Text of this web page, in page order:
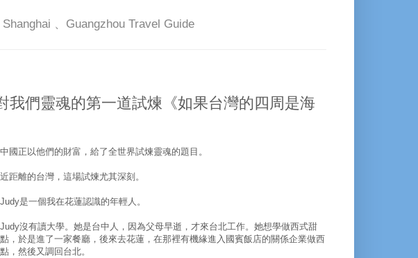
、Guangzhou Travel Guide
我們靈魂的第一道試煉《如果台灣的四周是海
中國正以他們的財富，給了全世界試煉靈魂的題目。
近距離的台灣，這場試煉尤其深刻。
Judy是一個我在花蓮認識的年輕人。
Judy沒有讀大學。她是台中人，因為父母早逝，才來台北工作。她想學做西式甜
點，於是進了一家餐廳，後來去花蓮，在那裡有機緣進入國賓飯店的關係企業做西
點，然後又調回台北。